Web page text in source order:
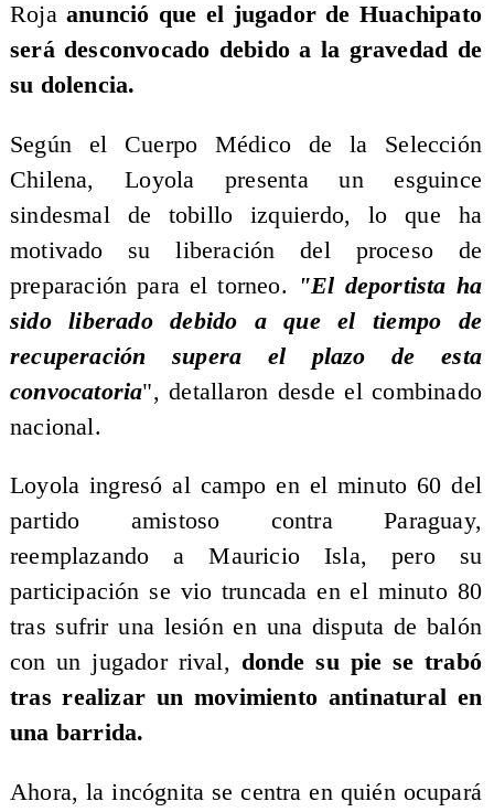
Rojaanunció que el jugador de Huachipato
será desconvocado debido a la gravedad de
su dolencia.
Según el Cuerpo Médico de la Selección
Chilena, Loyola presenta un esguince
sindesmal de tobillo izquierdo, lo que ha
motivado su liberación del proceso de
preparación para el torneo.
"El deportista ha
sido liberado debido a que el tiempo de
recuperación supera el plazo de esta
convocatoria", detallaron desde el combinado
nacional.
Loyola ingresó al campo en el minuto 60 del
partido amistoso contra Paraguay,
reemplazando a Mauricio Isla, pero su
participación se vio truncada en el minuto 80
tras sufrir una lesión en una disputa de balón
con un jugador rival, donde su pie se trabó
tras realizar un movimiento antinatural en
una barrida.
Ahora, la incógnita se centra en quién ocupará